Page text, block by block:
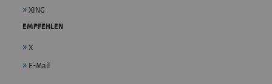
XING
EMPFEHLEN
X
E-Mail